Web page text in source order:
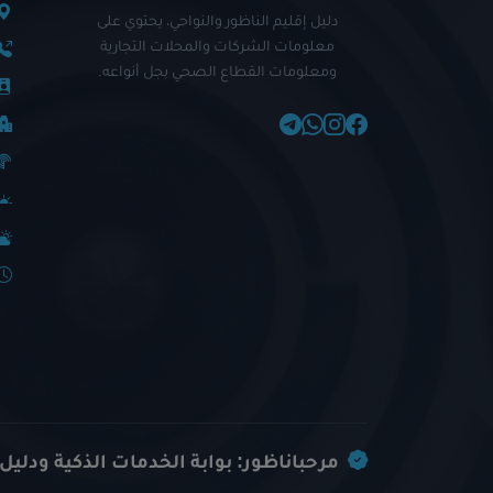
دليل إقليم الناظور والنواحي، يحتوي على
معلومات الشركات والمحلات التجارية
ومعلومات القطاع الصحي بجل أنواعه.
مرحباناظور: بوابة الخدمات الذكية